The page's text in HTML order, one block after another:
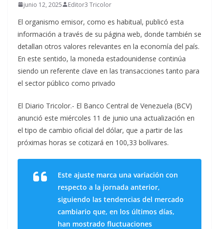
junio 12, 2025 Editor3 Tricolor
El organismo emisor, como es habitual, publicó esta
información a través de su página web, donde también se
detallan otros valores relevantes en la economía del país.
En este sentido, la moneda estadounidense continúa
siendo un referente clave en las transacciones tanto para
el sector público como privado
El Diario Tricolor.- El Banco Central de Venezuela (BCV)
anunció este miércoles 11 de junio una actualización en
el tipo de cambio oficial del dólar, que a partir de las
próximas horas se cotizará en 100,33 bolívares.
Este ajuste marca una variación con
respecto a la jornada anterior,
siguiendo las tendencias del mercado
cambiario que, en los últimos días,
han mostrado fluctuaciones